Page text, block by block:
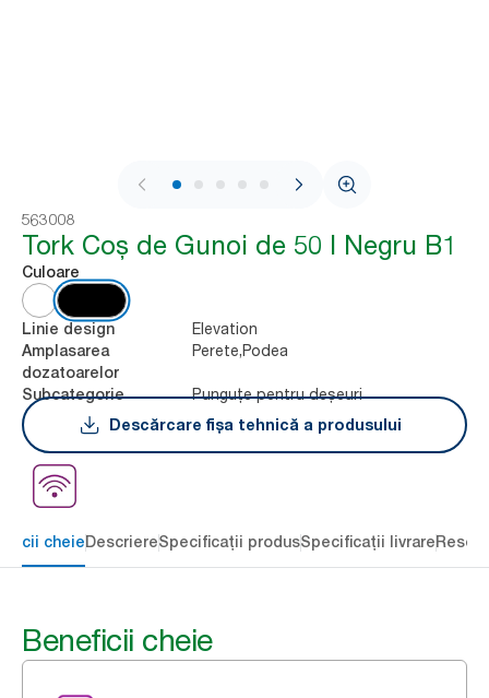
1 / 5
563008
Tork Coș de Gunoi de 50 l Negru B1
Culoare
Linie design Elevation
Amplasarea
dozatoarelor
Perete,Podea
Subcategorie
Punguțe pentru deșeuri
Descărcare fișa tehnică a produsului
cheieDescriereSpecificații produsSpecificații livrare
Beneficii cheie